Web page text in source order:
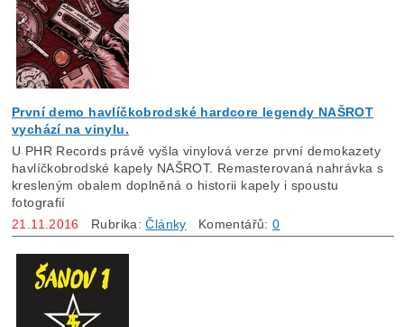
První demo havlíčkobrodské hardcore legendy NAŠROT
vychází na vinylu.
U PHR Records právě vyšla vinylová verze první demokazety
havlíčkobrodské kapely NAŠROT. Remasterovaná nahrávka s
kresleným obalem doplněná o historii kapely i spoustu
fotografií
21.11.2016
Rubrika:Články Komentářů:0